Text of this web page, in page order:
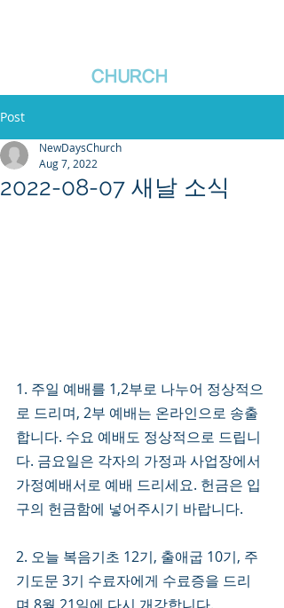
CHURCH
Post
2022-08-07 새날 소식
NewDaysChurch
Aug 7, 2022
1. 주일 예배를 1,2부로 나누어 정상적으
로 드리며, 2부 예배는 온라인으로 송출
합니다. 수요 예배도 정상적으로 드립니
다. 금요일은 각자의 가정과 사업장에서
가정예배서로 예배 드리세요. 헌금은 입
구의 헌금함에 넣어주시기 바랍니다.
2. 오늘 복음기초 12기, 출애굽 10기, 주
기도문 3기 수료자에게 수료증을 드리